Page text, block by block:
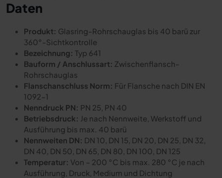
Daten
Produkt: Glasring-Rohrschauglas bis 40 barü zur
360°-Sichtkontrolle
Bezeichnung: Typ 641
Bauform / Anschlussart: Zwischenflansch-
Rohrschauglas
Flanschanschluss Norm: Für Flansche nach DIN EN
1092-1
Nenndruck PN: PN 25, PN 40
Betriebsdruck: Je nach Nennweite, Werkstoff und
Ausführung bis max. 40 barü
Nennweiten DN: DN 10, DN 15, DN 20, DN 25, DN 32,
DN 40, DN 50, DN 65, DN 80, DN 100, DN 125
Temperatur: Von – 200 °C bis max. 280 °C je nach
Ausführung, Druck, Medium und Dichtung